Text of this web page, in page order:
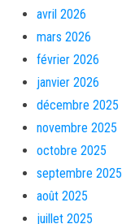
avril 2026
mars 2026
février 2026
janvier 2026
décembre 2025
novembre 2025
octobre 2025
septembre 2025
août 2025
juillet 2025